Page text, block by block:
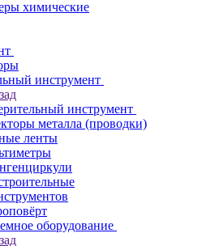
химические
инструмент
инструмент
металла (проводки)
ленты
оборудование